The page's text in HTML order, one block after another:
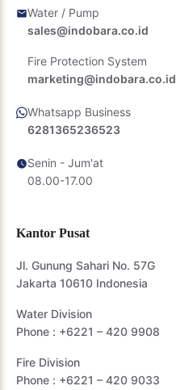
Water / Pump
sales@indobara.co.id
Fire Protection System
marketing@indobara.co.id
Whatsapp Business
6281365236523
Senin - Jum'at
08.00-17.00
Kantor Pusat
Jl. Gunung Sahari No. 57G
Jakarta 10610 Indonesia
Water Division
Phone : +6221 – 420 9908
Fire Division
Phone : +6221 – 420 9033